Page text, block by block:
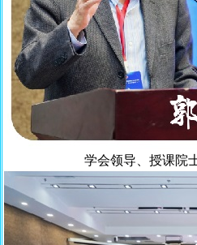
学会领导、授课院